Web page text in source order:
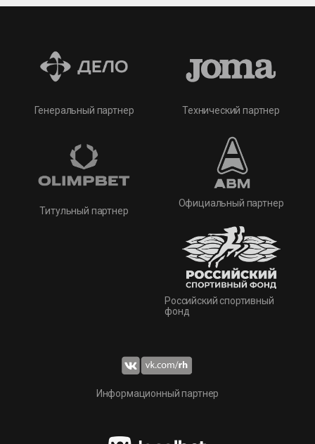
Генеральный партнер
Титульный партнер
Технический партнер
Официальный партнер
Российский спортивный
фонд
Информационный партнер